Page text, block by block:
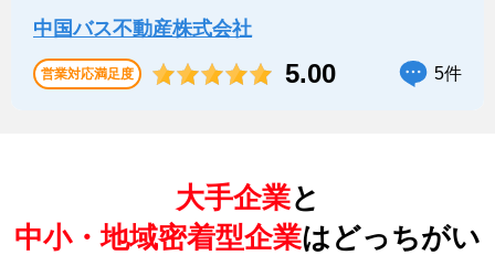
中国バス不動産株式会社
営業対応満足度 5.00 5件
大手企業と
中小・地域密着型企業はどっちがい